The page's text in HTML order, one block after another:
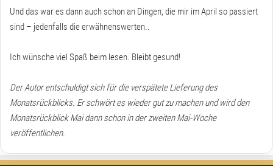
Und das war es dann auch schon an Dingen, die mir im April so passiert
sind – jedenfalls die erwähnenswerten..
Ich wünsche viel Spaß beim lesen. Bleibt gesund!
Der Autor entschuldigt sich für die verspätete Lieferung des
Monatsrückblicks. Er schwört es wieder gut zu machen und wird den
Monatsrückblick Mai dann schon in der zweiten Mai-Woche
veröffentlichen.